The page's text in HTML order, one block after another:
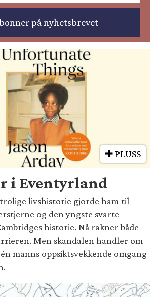
PLUSS
i Eventyrland
livshistorie gjorde ham til
og den yngste svarte
historie. Nå rakner både
Men skandalen handler om
manns oppsiktsvekkende omgang